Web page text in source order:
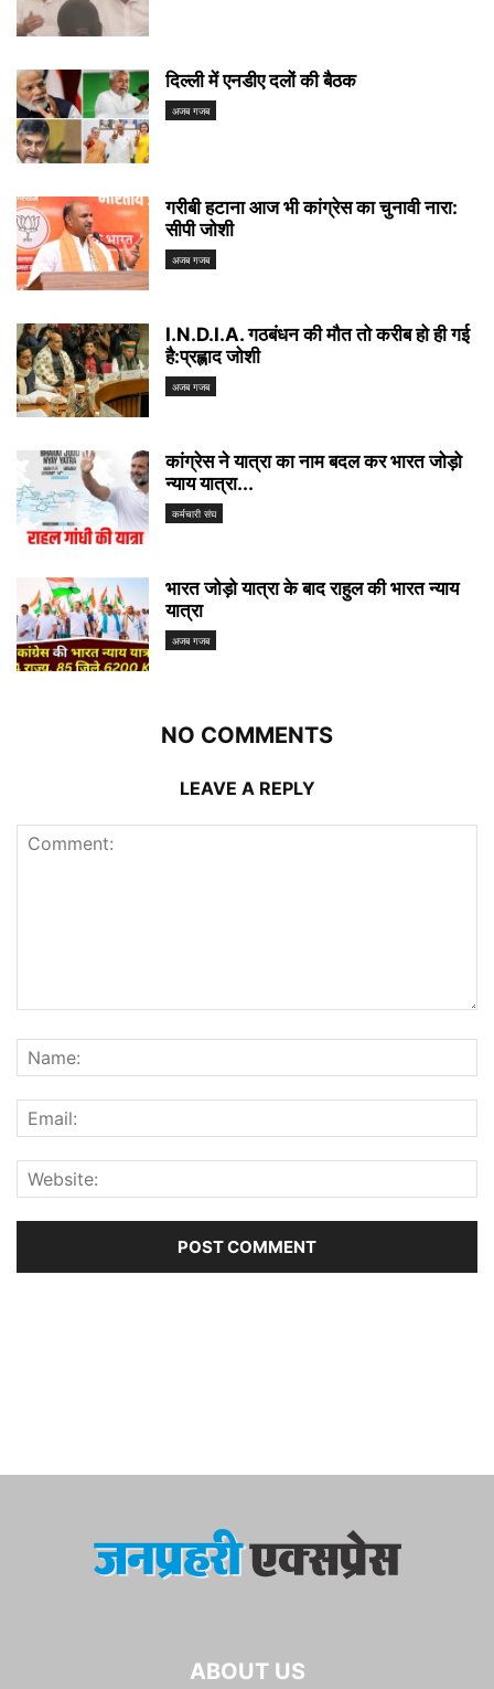
दिल्ली में एनडीए दलों की बैठक
अजब गजब
गरीबी हटाना आज भी कांग्रेस का चुनावी नारा:
सीपी जोशी
अजब गजब
I.N.D.I.A. गठबंधन की मौत तो करीब हो ही गई
है:प्रह्लाद जोशी
अजब गजब
कांग्रेस ने यात्रा का नाम बदल कर भारत जोड़ो
न्याय यात्रा...
कर्मचारी संघ
भारत जोड़ो यात्रा के बाद राहुल की भारत न्याय
यात्रा
अजब गजब
NO COMMENTS
LEAVE A REPLY
ABOUT US